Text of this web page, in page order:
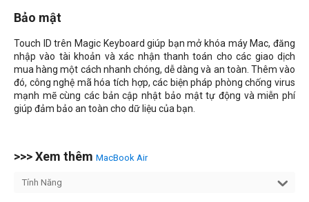
Bảo mật
Touch ID trên Magic Keyboard giúp bạn mở khóa máy Mac, đăng
nhập vào tài khoản và xác nhận thanh toán cho các giao dịch
mua hàng một cách nhanh chóng, dễ dàng và an toàn. Thêm vào
đó, công nghệ mã hóa tích hợp, các biện pháp phòng chống virus
mạnh mẽ cùng các bản cập nhật bảo mật tự động và miễn phí
giúp đảm bảo an toàn cho dữ liệu của bạn.
>>> Xem thêm MacBook Air
Tính Năng